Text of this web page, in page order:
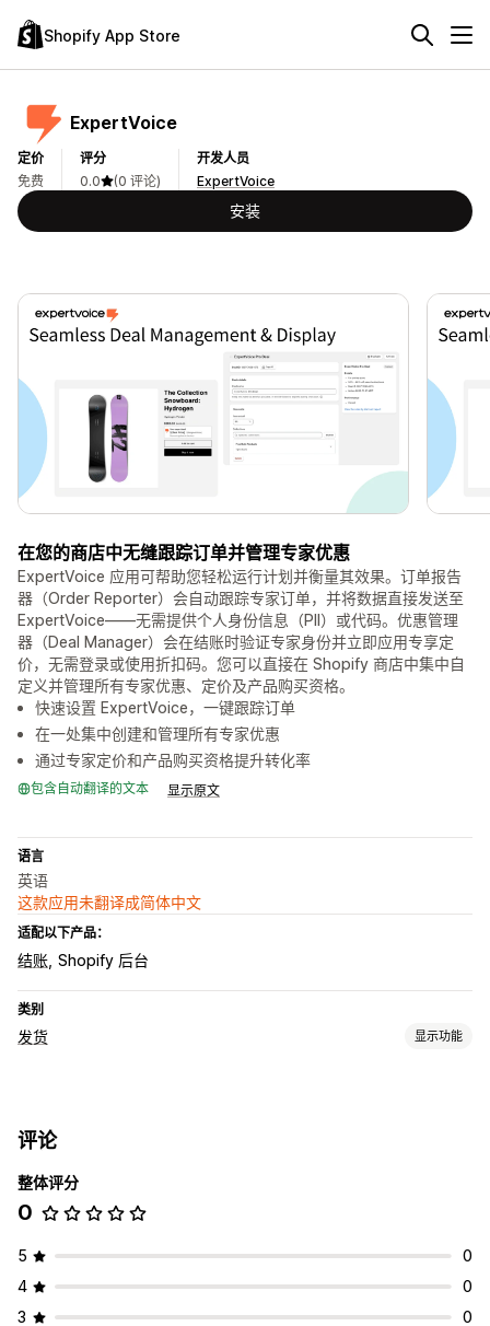
Shopify App Store
ExpertVoice
定价
免费
评分
0.0
(0 评论)
开发人员
ExpertVoice
安装
在您的商店中无缝跟踪订单并管理专家优惠
ExpertVoice 应用可帮助您轻松运行计划并衡量其效果。订单报告
器（Order Reporter）会自动跟踪专家订单，并将数据直接发送至
ExpertVoice——无需提供个人身份信息（PII）或代码。优惠管理
器（Deal Manager）会在结账时验证专家身份并立即应用专享定
价，无需登录或使用折扣码。您可以直接在 Shopify 商店中集中自
定义并管理所有专家优惠、定价及产品购买资格。
快速设置 ExpertVoice，一键跟踪订单
在一处集中创建和管理所有专家优惠
通过专家定价和产品购买资格提升转化率
包含自动翻译的文本 显示原文
语言
英语
这款应用未翻译成简体中文
适配以下产品：
结账 Shopify 后台
类别
发货 显示功能
评论
整体评分
0
5
0
4
0
3
0